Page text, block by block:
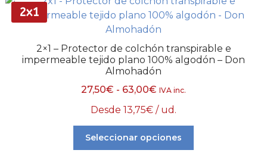
2x1
2×1 – Protector de colchón transpirable e
impermeable tejido plano 100% algodón – Don
Almohadón
27,50€ - 63,00€ IVA inc.
Desde 13,75€ / ud.
Seleccionar opciones